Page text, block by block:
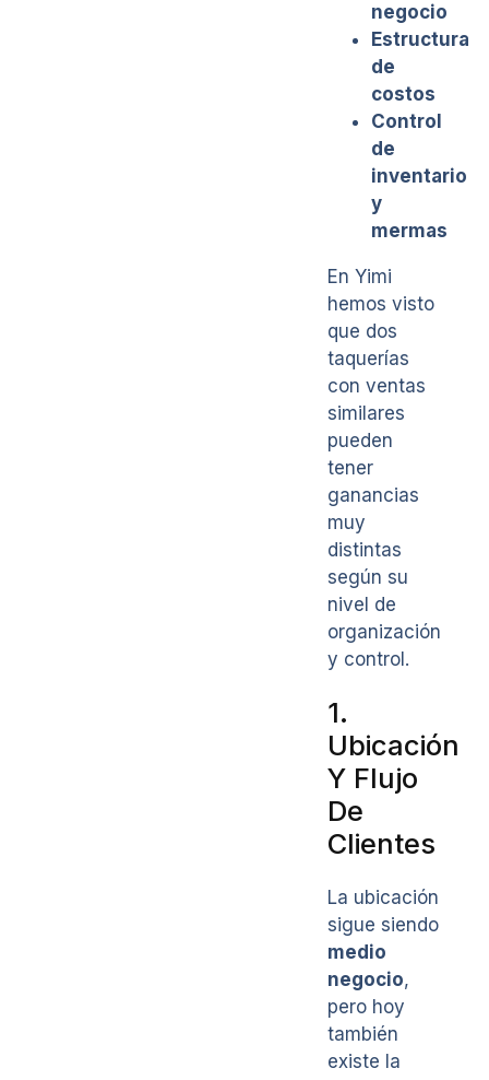
negocio
Estructura
de
costos
Control
de
inventario
y
mermas
En Yimi
hemos visto
que dos
taquerías
con ventas
similares
pueden
tener
ganancias
muy
distintas
según su
nivel de
organización
y control.
1.
Ubicación
Y Flujo
De
Clientes
La ubicación
sigue siendo
medio
negocio,
pero hoy
también
existe la